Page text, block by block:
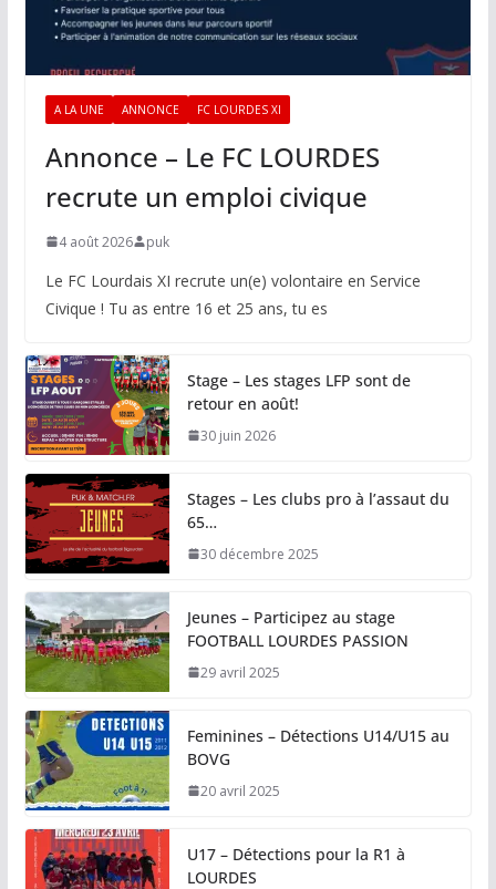
A LA UNE ANNONCE FC LOURDES XI
Annonce – Le FC LOURDES
recrute un emploi civique
4 août 2026 puk
Le FC Lourdais XI recrute un(e) volontaire en Service
Civique ! Tu as entre 16 et 25 ans, tu es
Stage – Les stages LFP sont de
retour en août!
30 juin 2026
Stages – Les clubs pro à l’assaut du
65…
30 décembre 2025
Jeunes – Participez au stage
FOOTBALL LOURDES PASSION
29 avril 2025
Feminines – Détections U14/U15 au
BOVG
20 avril 2025
U17 – Détections pour la R1 à
LOURDES